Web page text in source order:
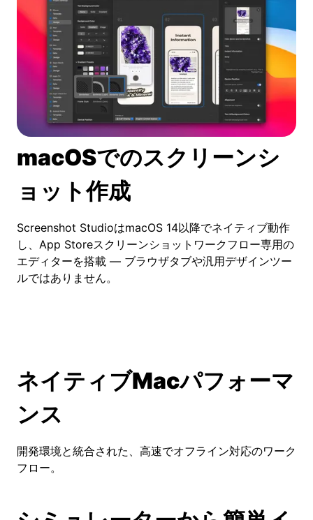
macOSでのスクリーンシ
ョット作成
Screenshot StudioはmacOS 14以降でネイティブ動作
し、App Storeスクリーンショットワークフロー専用の
エディターを搭載 — ブラウザタブや汎用デザインツー
ルではありません。
ネイティブMacパフォーマ
ンス
開発環境と統合された、高速でオフライン対応のワーク
フロー。